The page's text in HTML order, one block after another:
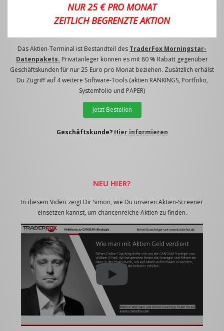
NUR 25 € PRO MONAT
ZEITLICH BEGRENZTE AKTION
Das Aktien-Terminal ist Bestandteil des TraderFox Morningstar-
Datenpakets. Privatanleger können es mit 80 % Rabatt gegenüber
Geschäftskunden für nur 25 Euro pro Monat beziehen. Zusätzlich erhälst
Du Zugriff auf 4 weitere Software-Tools (aktien RANKINGS, Portfolio,
Systemfolio und PAPER)
Jetzt Bestellen
Geschäftskunde? Hier informieren
NEU HIER?
In diesem Video zeigt Dir Simon, wie Du unseren Aktien-Screener
einsetzen kannst, um chancenreiche Aktien zu finden.